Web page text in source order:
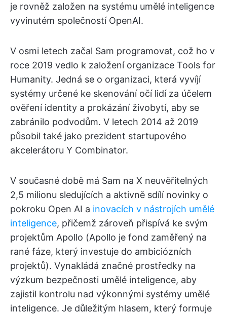
je rovněž založen na systému umělé inteligence
vyvinutém společností OpenAI.
V osmi letech začal Sam programovat, což ho v
roce 2019 vedlo k založení organizace Tools for
Humanity. Jedná se o organizaci, která vyvíjí
systémy určené ke skenování očí lidí za účelem
ověření identity a prokázání živobytí, aby se
zabránilo podvodům. V letech 2014 až 2019
působil také jako prezident startupového
akcelerátoru Y Combinator.
V současné době má Sam na X neuvěřitelných
2,5 milionu sledujících a aktivně sdílí novinky o
pokroku Open AI a inovacích v nástrojích umělé
inteligence, přičemž zároveň přispívá ke svým
projektům Apollo (Apollo je fond zaměřený na
rané fáze, který investuje do ambiciózních
projektů). Vynakládá značné prostředky na
výzkum bezpečnosti umělé inteligence, aby
zajistil kontrolu nad výkonnými systémy umělé
inteligence. Je důležitým hlasem, který formuje